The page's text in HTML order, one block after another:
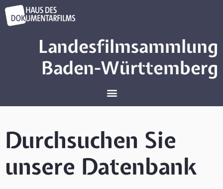
Landesfilmsammlung
Baden-Württemberg
Durchsuchen Sie
unsere Datenbank